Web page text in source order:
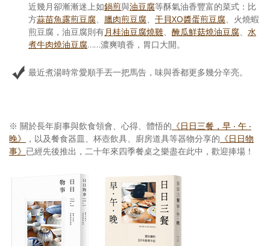
近幾月卻漸漸迷上如鍋煎與油豆腐等酥氣油香豐富的菜式：比
方蒜苗魚露煎豆腐、 臘肉煎豆腐、 干貝XO醬蛋煎豆腐、火燒蝦
煎豆腐，油豆腐則有月桂油豆腐燒雞、 醃瓜鮮菇燒油豆腐、 水
煮牛肉燒油豆腐……濃爽噴香，胃口大開。
最近煮湯時常愛順手丟一把馬告，味與香都更多幾分辛亮。
※ 關於長年廚事與飲食領會、心得、體悟的 《日日三餐，早 ‧ 午 ‧
晚》
，以及餐食器皿、杯壺飲具、廚房道具等器物分享的 《日日物
事》 已經先後推出，二十年來四季餐桌之樂盡在此中，歡迎捧場！